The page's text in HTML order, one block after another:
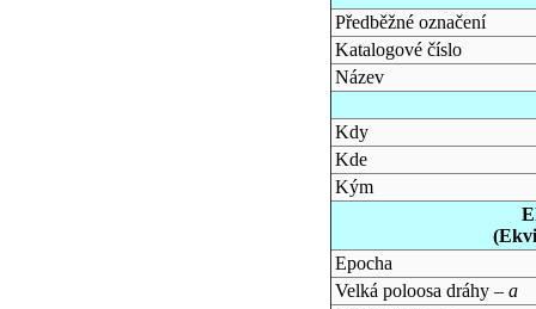
Předběžné označení
Katalogové číslo
Název
Kdy
Kde
Kým
Epocha
Velká poloosa dráhy – a